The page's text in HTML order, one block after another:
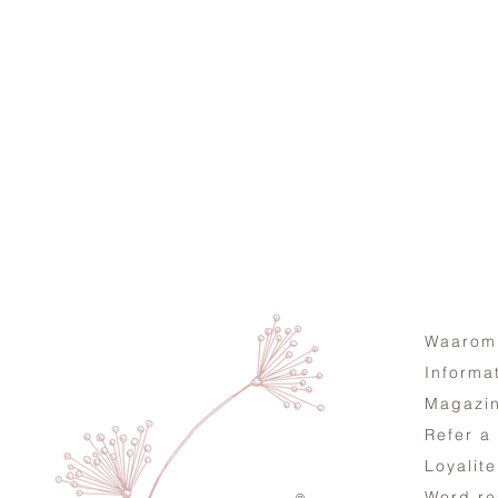
Refer a